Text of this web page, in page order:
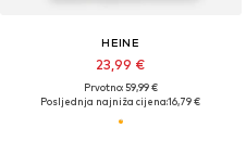
HEINE
23,99 €
Prvotno: 59,99 €
Posljednja najniža cijena:16,79 €